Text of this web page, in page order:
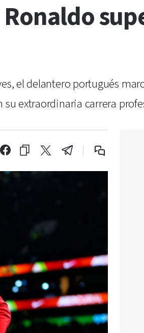
el delantero portugués
su extraordinaria carrera